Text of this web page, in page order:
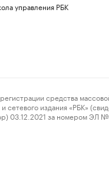
управления РБК
средства
издания «РБК»
03.12.2021 за номером ЭЛ